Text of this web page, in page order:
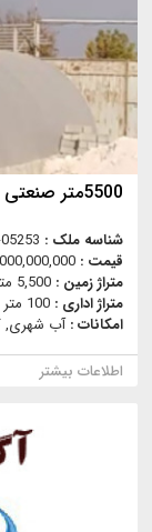
5500متر صنعتی پرورش ماهی گلخانه اکازیون
شناسه ملک :
قیمت : 54,000,000,000
متراژ زمین : 5,500 متر مربع
متراژ اداری : 100 متر مربع
امکانات :آب شهری,
اطلاعات بیشتر